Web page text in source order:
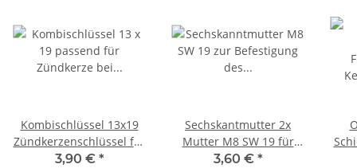
Kombischlüssel 13x19
Zündkerzenschlüssel für
Motorsäge
3,90 € *
Sechskantmutter 2x
Mutter M8 SW 19 für
STIHL 009 010 011 012
3,60 € *